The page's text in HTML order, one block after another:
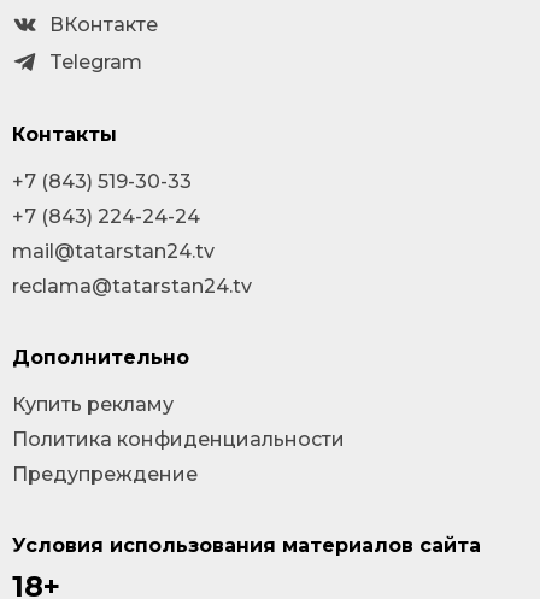
Условия использования материалов сайта
18+
ВКонтакте
Telegram
Контакты
+7 (843) 519-30-33
+7 (843) 224-24-24
mail@tatarstan24.tv
reclama@tatarstan24.tv
Дополнительно
Купить рекламу
Политика конфиденциальности
Предупреждение